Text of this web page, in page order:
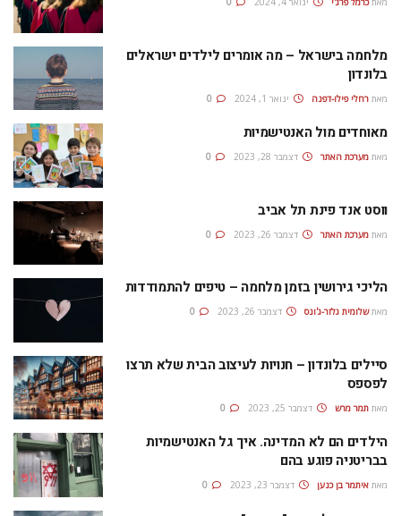
מלחמה בישראל – מה אומרים לילדים ישראלים
בלונדון
מאת רחלי פילו-דפנה ינואר 1, 2024
מאוחדים מול האנטישמיות
מאת מערכת האתר דצמבר 28, 2023
ווסט אנד פינת תל אביב
מאת מערכת האתר דצמבר 26, 2023
הליכי גירושין בזמן מלחמה – טיפים להתמודדות
מאת שלומית גלזר-ג'ונס דצמבר 26, 2023
סיילים בלונדון – חנויות לעיצוב הבית שלא תרצו
לפספס
מאת תמר מרש דצמבר 25, 2023
הילדים הם לא המדינה. איך גל האנטישמיות
בבריטניה פוגע בהם
מאת איתמר בן כנען דצמבר 23, 2023